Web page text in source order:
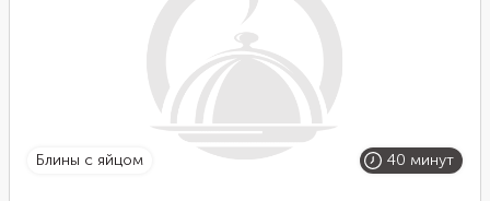
блины с яйцом 40 минут